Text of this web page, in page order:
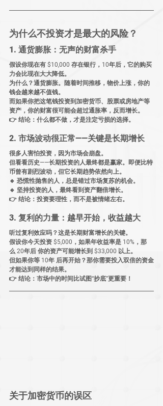
为什么不投资才是最大的风险？
1. 通货膨胀：无声的财富杀手
假设你现在有 $10,000 存在银行， 10年后 ，它的购买
力会比现在大大降低。
为什么？通货膨胀。随着时间推移，物价上涨，你的
钱会越来越不值钱。
而如果你把这笔钱投资到加密货币、股票或房地产等
资产，你的财富很可能会超过通胀率，反而增长。
👉 结论：什么都不做，才是注定亏损的选择。
2. 市场波动很正常——关键是长期增长
很多人害怕投资， 因为市场会崩盘。
但看看历史——长期投资的人最终都是赢家。即便比特
币曾有剧烈波动，但它长期趋势依然向上。
🔹 恐慌性抛售的人，总是错过市场复苏的机会。
🔹 坚持投资的人，最终看到资产翻倍增长。
👉 结论：投资要理性，而不是被情绪左右。
3. 复利的力量：越早开始，收益越大
听过复利效应吗？这是长期财富增长的关键。
假设你今天投资 $5,000 ，如果年收益率是 10% ，那
么 20年后 你的资产可能增长到 $33,000 以上。
但如果你等 10年 后再开始？那你需要投入双倍的资金
才能达到同样的结果。
👉 结论：市场中的时间比试图“抄底”更重要！
关于加密货币的误区